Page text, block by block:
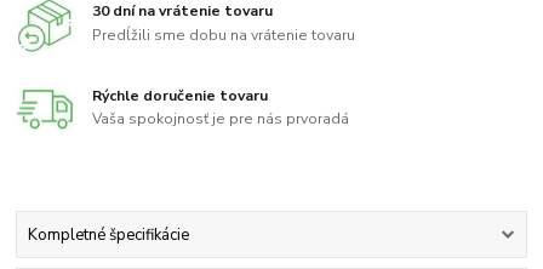
30 dní na vrátenie tovaru
Predĺžili sme dobu na vrátenie tovaru
Rýchle doručenie tovaru
Vaša spokojnosť je pre nás prvoradá
Kompletné špecifikácie